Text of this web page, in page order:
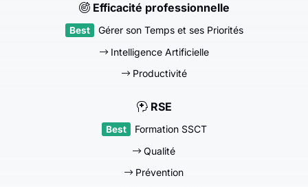
Efficacité professionnelle
Gérer son Temps et ses Priorités
Intelligence Artificielle
Productivité
RSE
Formation SSCT
Qualité
Prévention